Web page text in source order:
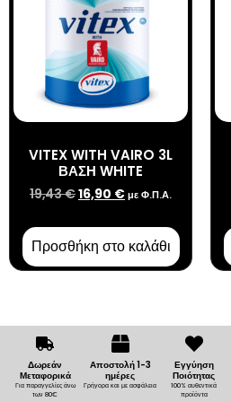
VITEX WITH VAIRO 3L
ΒΑΣΗ WHITE
19,43€16,90 €με Φ.Π.Α.
Προσθήκη στο καλάθι
Δωρεάν
Μεταφορικά
Για παραγγελίες άνω
των 80€
Αποστολή 1-3
ημέρες
Γρήγορα και με ασφάλεια
Εγγύηση
Ποιότητας
100% αυθεντικά
προϊόντα